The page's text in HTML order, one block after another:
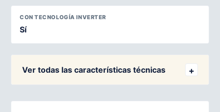
CON TECNOLOGÍA INVERTER
Sí
Ver todas las características técnicas